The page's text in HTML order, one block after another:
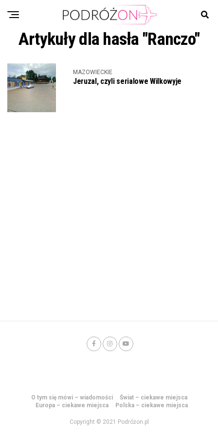
Artykuły dla hasła "Ranczo"
MAZOWIECKIE
Jeruzal, czyli serialowe Wilkowyje
O tym się mówi – wiadomości
Świat – ciekawe miejsca
Europa – ciekawe miejsca
Polska – ciekawe miejsca
Copyright © 2021 Podróżon.pl